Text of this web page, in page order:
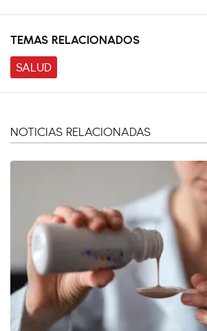
TEMAS RELACIONADOS
SALUD
NOTICIAS RELACIONADAS